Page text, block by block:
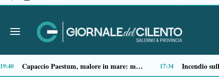
09:05 Spari a Pastena, il ventenne ferito lascia l’ospedale: si indaga sul vero obiettivo 09:04